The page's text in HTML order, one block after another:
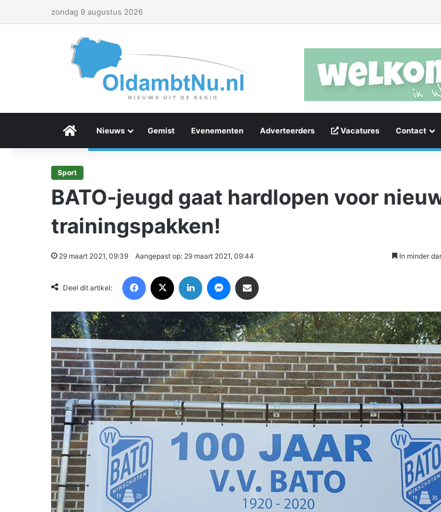
zondag 9 augustus 2026
Menu Item
Nieuws Gemist Evenementen Adverteerders Vacatures Contact
Sport
BATO-jeugd gaat hardlopen voor
trainingspakken!
29 maart 2021, 09:39 Aangepast op: 29 maart 2021, 09:44 In minder
Deel dit artikel: